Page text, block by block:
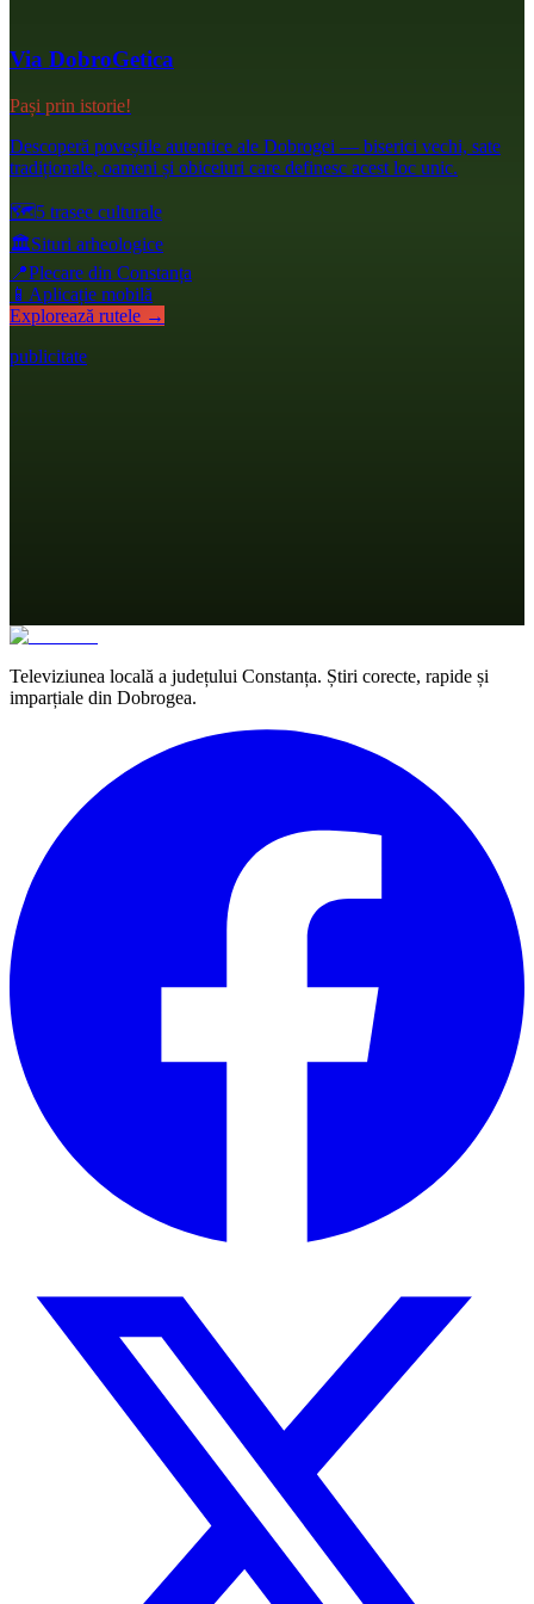
Via DobroGetica
Pași prin istorie!
Descoperă poveștile autentice ale Dobrogei — biserici vechi, sate
tradiționale, oameni și obiceiuri care definesc acest loc unic.
🗺️5 trasee culturale
🏛️Situri arheologice
📍Plecare din Constanța
📱 Aplicație mobilă
Explorează rutele →
publicitate
Televiziunea locală a județului Constanța. Știri corecte, rapide și
imparțiale din Dobrogea.